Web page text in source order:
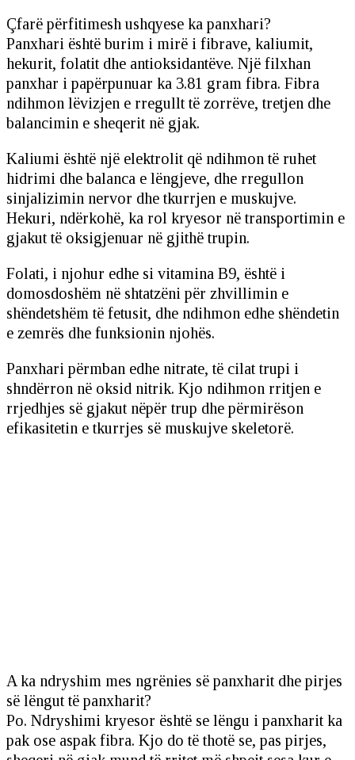
Çfarë përfitimesh ushqyese ka panxhari?
Panxhari është burim i mirë i fibrave, kaliumit,
hekurit, folatit dhe antioksidantëve. Një filxhan
panxhar i papërpunuar ka 3.81 gram fibra. Fibra
ndihmon lëvizjen e rregullt të zorrëve, tretjen dhe
balancimin e sheqerit në gjak.
Kaliumi është një elektrolit që ndihmon të ruhet
hidrimi dhe balanca e lëngjeve, dhe rregullon
sinjalizimin nervor dhe tkurrjen e muskujve.
Hekuri, ndërkohë, ka rol kryesor në transportimin e
gjakut të oksigjenuar në gjithë trupin.
Folati, i njohur edhe si vitamina B9, është i
domosdoshëm në shtatzëni për zhvillimin e
shëndetshëm të fetusit, dhe ndihmon edhe shëndetin
e zemrës dhe funksionin njohës.
Panxhari përmban edhe nitrate, të cilat trupi i
shndërron në oksid nitrik. Kjo ndihmon rritjen e
rrjedhjes së gjakut nëpër trup dhe përmirëson
efikasitetin e tkurrjes së muskujve skeletorë.
A ka ndryshim mes ngrënies së panxharit dhe pirjes
së lëngut të panxharit?
Po. Ndryshimi kryesor është se lëngu i panxharit ka
pak ose aspak fibra. Kjo do të thotë se, pas pirjes,